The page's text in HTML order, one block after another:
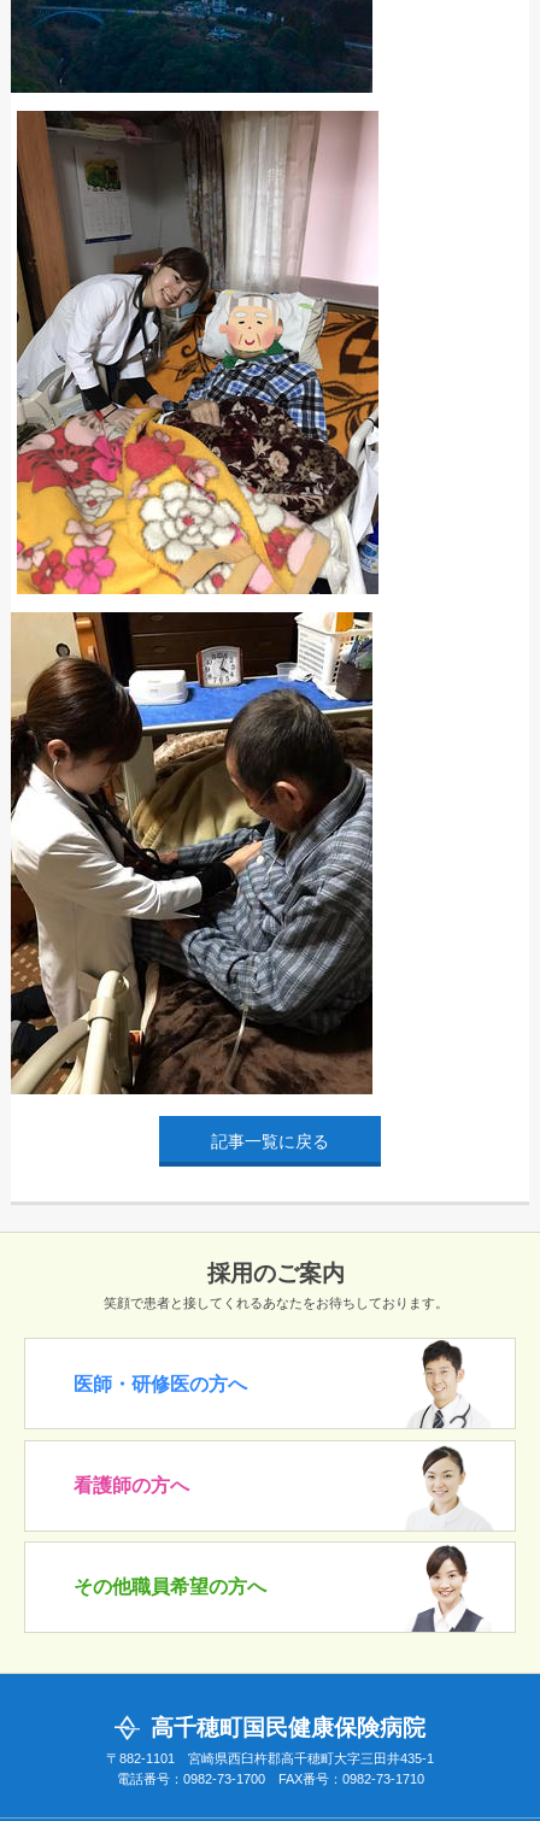
記事一覧に戻る
採用のご案内
笑顔で患者と接してくれるあなたをお待ちしております。
医師・研修医の方へ
看護師の方へ
その他職員希望の方へ
高千穂町国民健康保険病院
〒882-1101 宮崎県西臼杵郡高千穂町大字三田井435-1
電話番号：0982-73-1700 FAX番号：0982-73-1710